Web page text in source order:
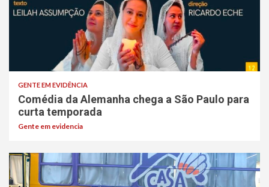
GENTE EM EVIDÊNCIA
Comédia da Alemanha chega a São Paulo para
curta temporada
Gente em evidencia